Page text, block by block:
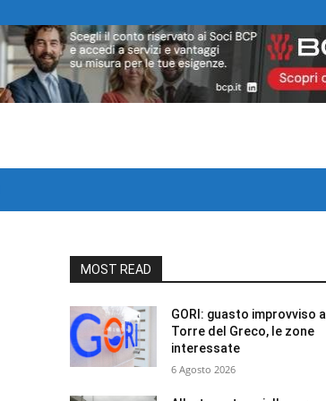
MOST READ
GORI: guasto improvviso a
Torre del Greco, le zone
interessate
6 Agosto 2026